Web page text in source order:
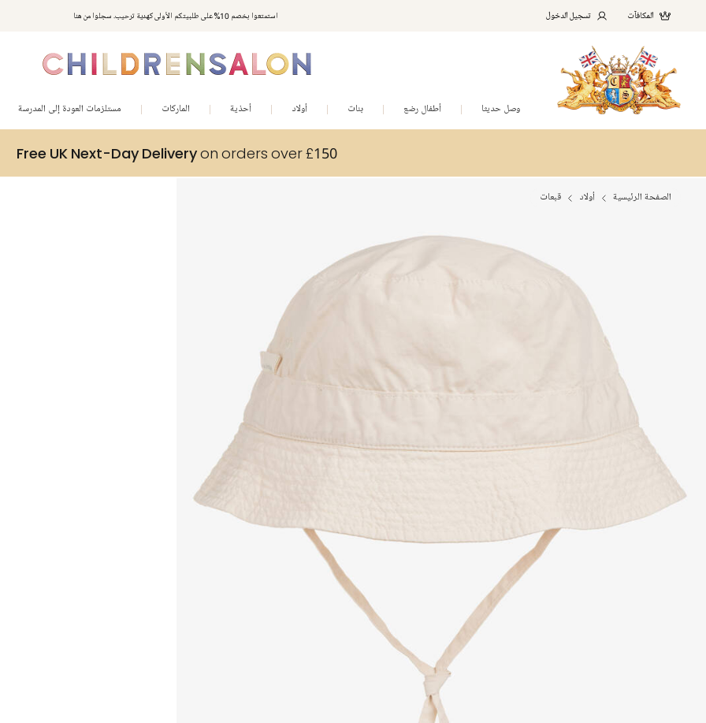
استمتعوا بخصم 10% على طلبيتكم الأولى كهدية ترحيب. سجلوا من هنا المكافآت تسجيل الدخول
وصل حديثا أطفال رضع بنات أولاد أحذية الماركات مستلزمات العودة إلى المدرسة
Free UK Next-Day Deliveryon orders over £150
الصفحة الرئيسية أولاد قبعات